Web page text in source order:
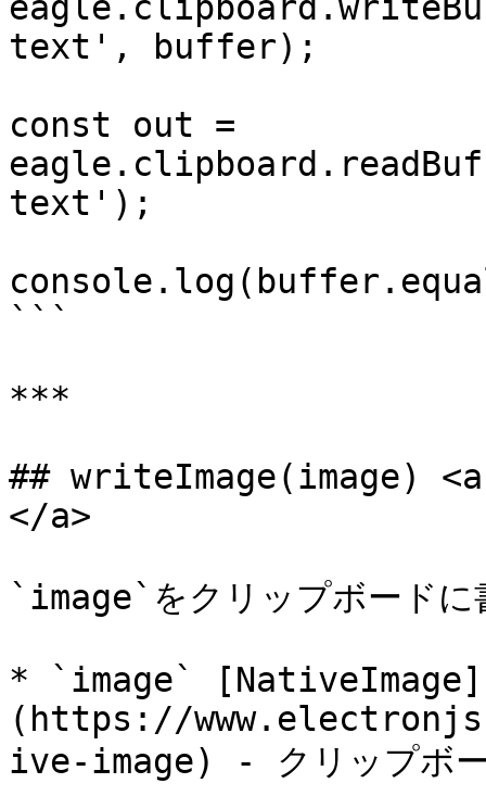
text', buffer);
const out =
text');
```
***
## writeImage(image)
</a>
`image`をクリップボードに
* `image` [NativeImage]
(https://
ive-image) - クリップボー